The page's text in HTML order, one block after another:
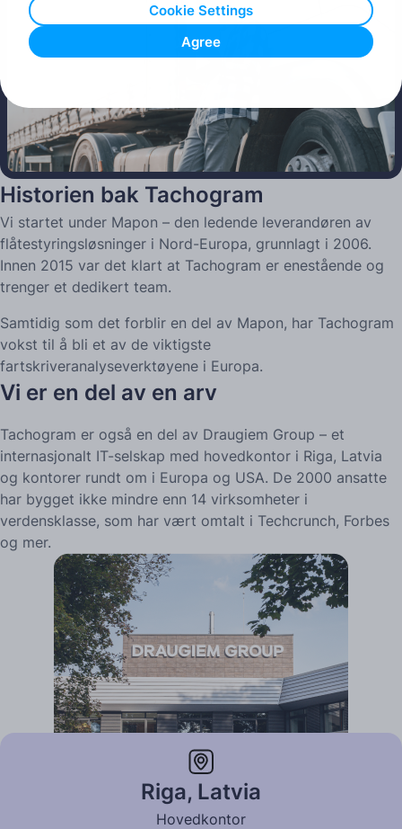
Cookie Settings
Agree
Historien bak Tachogram
Vi startet under Mapon – den ledende leverandøren av
flåtestyringsløsninger i Nord-Europa, grunnlagt i 2006.
Innen 2015 var det klart at Tachogram er enestående og
trenger et dedikert team.
Samtidig som det forblir en del av Mapon, har Tachogram
vokst til å bli et av de viktigste
fartskriveranalyseverktøyene i Europa.
Vi er en del av en arv
Tachogram er også en del av Draugiem Group – et
internasjonalt IT-selskap med hovedkontor i Riga, Latvia
og kontorer rundt om i Europa og USA. De 2000 ansatte
har bygget ikke mindre enn 14 virksomheter i
verdensklasse, som har vært omtalt i Techcrunch, Forbes
og mer.
Riga, Latvia
Hovedkontor